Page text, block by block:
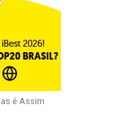
é Assim